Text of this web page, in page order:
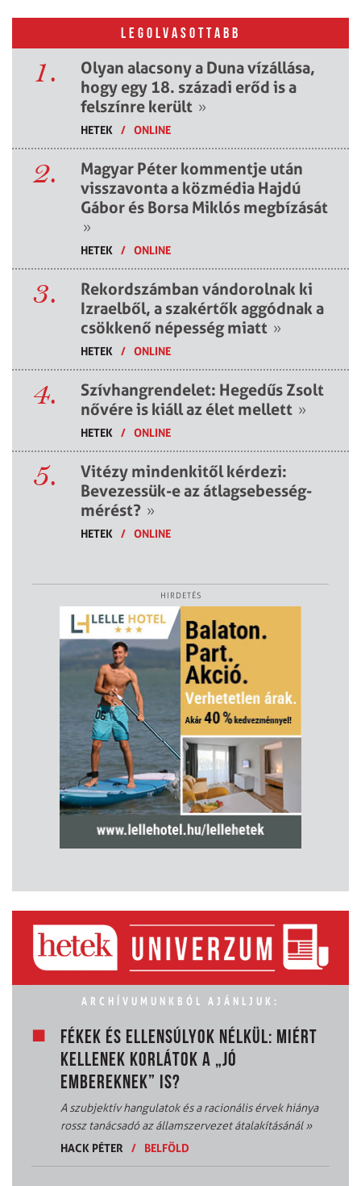
LEGOLVASOTTABB
1.
Olyan alacsony a Duna vízállása,
hogy egy 18. századi erőd is a
felszínre került »
HETEK / ONLINE
2.
Magyar Péter kommentje után
visszavonta a közmédia Hajdú
Gábor és Borsa Miklós megbízását
»
HETEK / ONLINE
3.
Rekordszámban vándorolnak ki
Izraelből, a szakértők aggódnak a
csökkenő népesség miatt »
HETEK / ONLINE
4.
Szívhangrendelet: Hegedűs Zsolt
nővére is kiáll az élet mellett »
HETEK / ONLINE
5.
Vitézy mindenkitől kérdezi:
Bevezessük-e az átlagsebesség-
mérést? »
HETEK / ONLINE
HIRDETÉS
ARCHÍVUMUNKBÓL AJÁNLJUK:
FÉKEK ÉS ELLENSÚLYOK NÉLKÜL: MIÉRT
KELLENEK KORLÁTOK A „JÓ
EMBEREKNEK” IS?
A szubjektív hangulatok és a racionális érvek hiánya
rossz tanácsadó az államszervezet átalakításánál»
HACK PÉTER
/ BELFÖLD